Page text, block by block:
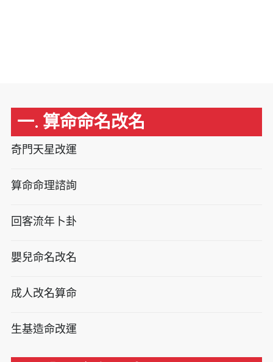
一. 算命命名改名
奇門天星改運
算命命理諮詢
回客流年卜卦
嬰兒命名改名
成人改名算命
生基造命改運